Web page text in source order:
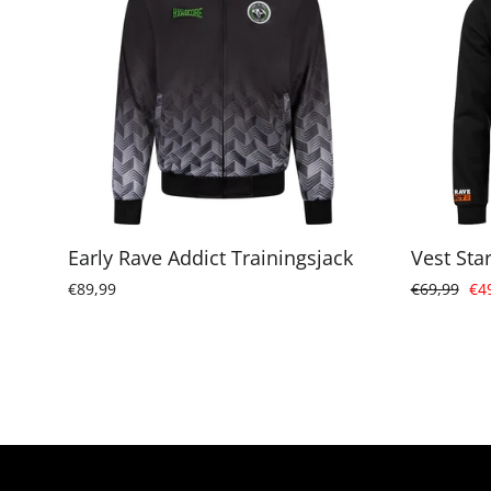
Early Rave Addict Trainingsjack
€89,99
Vest
Normale
€69,99